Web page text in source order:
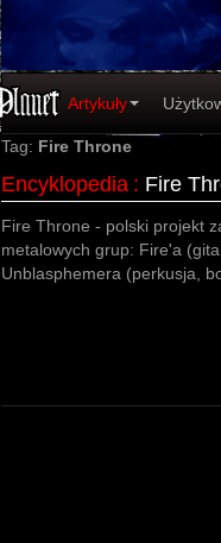
Artykuły
Tag: Fire Throne
Encyklopedia : Fire
Fire Throne - polski projekt
metalowych grup: Fire'a
Unblasphemera (perkusja,